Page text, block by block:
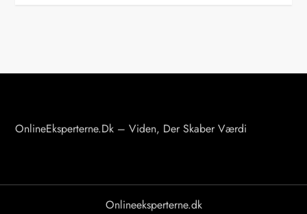
n
v
OnlineEksperterne.dk – Viden, Der Skaber Værdi
Onlineeksperterne.dk